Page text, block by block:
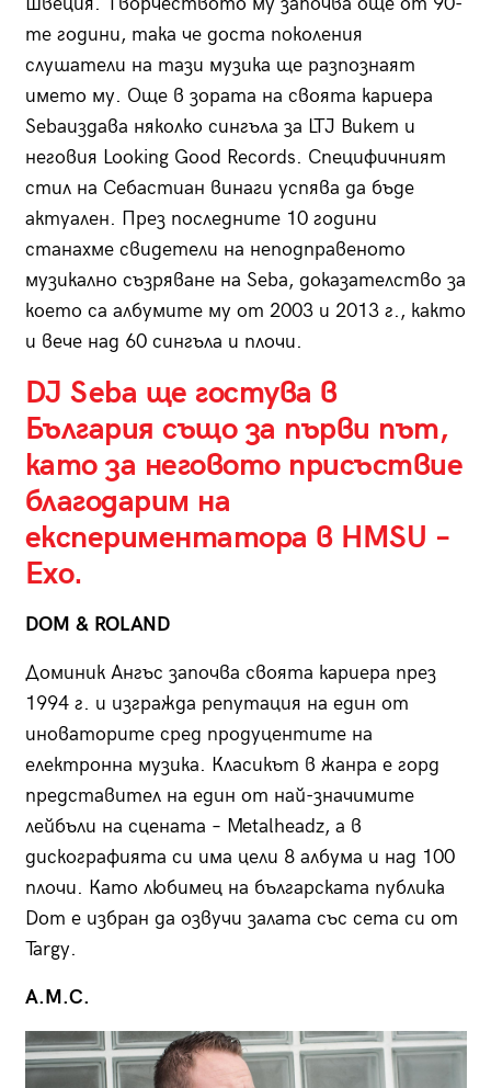
те години, така че доста поколения
слушатели на тази музика ще разпознаят
името му. Още в зората на своята кариера
Sebaиздава няколко сингъла за LTJ Bukem и
неговия Looking Good Records. Специфичният
стил на Себастиан винаги успява да бъде
актуален. През последните 10 години
станахме свидетели на неподправеното
музикално съзряване на Seba, доказателство за
което са албумите му от 2003 и 2013 г., както
и вече над 60 сингъла и плочи.
DJ Seba ще гостува в
България също за първи път,
като за неговото присъствие
благодарим на
експериментатора в HMSU –
Exo.
DOM & ROLAND
Доминик Ангъс започва своята кариера през
1994 г. и изгражда репутация на един от
иноваторите сред продуцентите на
електронна музика. Класикът в жанра е горд
представител на един от най-значимите
лейбъли на сцената – Metalheadz, а в
дискографията си има цели 8 албума и над 100
плочи. Като любимец на българската публика
Dom е избран да озвучи залата със сета си от
Targy.
A.M.C.